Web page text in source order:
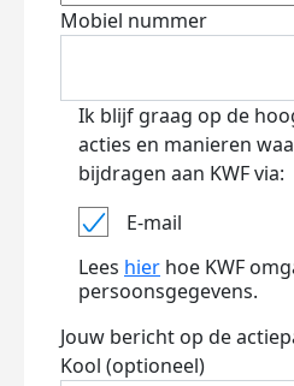
Mobiel nummer
Ik blijf graag op de
acties en manieren
bijdragen aan KWF via:
E-mail
Lees hier hoe KWF
persoonsgegevens.
Jouw bericht op de
Kool (optioneel)